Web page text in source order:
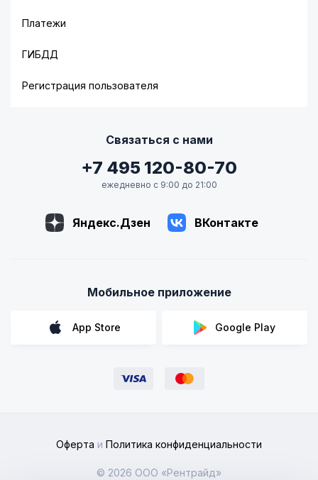
Платежи
ГИБДД
Регистрация пользователя
Связаться с нами
+7 495 120-80-70
ежедневно с 9:00 до 21:00
Яндекс.Дзен ВКонтакте
Мобильное приложение
App Store Google Play
Оферта и Политика конфиденциальности
© 2026 ООО «Рентрайд»